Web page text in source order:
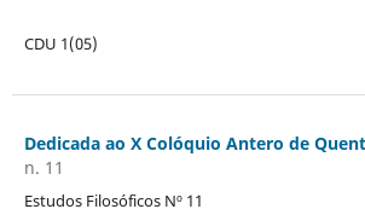
CDU 1(05)
Dedicada ao X Colóquio Antero de
n. 11
Estudos Filosóficos Nº 11